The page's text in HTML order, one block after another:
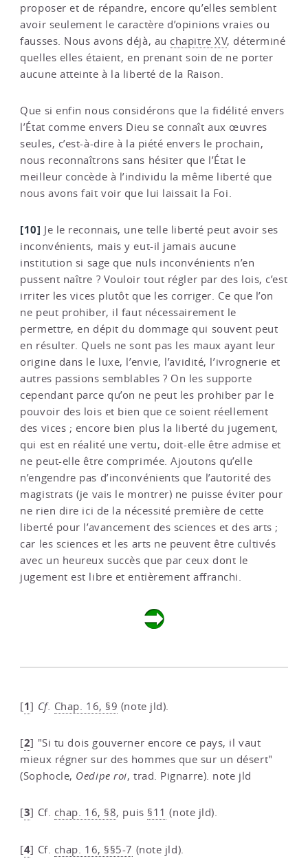
proposer et de répandre, encore qu’elles semblent
avoir seulement le caractère d’opinions vraies ou
fausses. Nous avons déjà, au chapitre XV, déterminé
quelles elles étaient, en prenant soin de ne porter
aucune atteinte à la liberté de la Raison.
Que si enfin nous considérons que la fidélité envers
l’État comme envers Dieu se connaît aux œuvres
seules, c’est-à-dire à la piété envers le prochain,
nous reconnaîtrons sans hésiter que l’État le
meilleur concède à l’individu la même liberté que
nous avons fait voir que lui laissait la Foi.
[10] Je le reconnais, une telle liberté peut avoir ses
inconvénients, mais y eut-il jamais aucune
institution si sage que nuls inconvénients n’en
pussent naître ? Vouloir tout régler par des lois, c’est
irriter les vices plutôt que les corriger. Ce que l’on
ne peut prohiber, il faut nécessairement le
permettre, en dépit du dommage qui souvent peut
en résulter. Quels ne sont pas les maux ayant leur
origine dans le luxe, l’envie, l’avidité, l’ivrognerie et
autres passions semblables ? On les supporte
cependant parce qu’on ne peut les prohiber par le
pouvoir des lois et bien que ce soient réellement
des vices ; encore bien plus la liberté du jugement,
qui est en réalité une vertu, doit-elle être admise et
ne peut-elle être comprimée. Ajoutons qu’elle
n’engendre pas d’inconvénients que l’autorité des
magistrats (je vais le montrer) ne puisse éviter pour
ne rien dire ici de la nécessité première de cette
liberté pour l’avancement des sciences et des arts ;
car les sciences et les arts ne peuvent être cultivés
avec un heureux succès que par ceux dont le
jugement est libre et entièrement affranchi.
[1] Cf. Chap. 16, §9 (note jld).
[2] "Si tu dois gouverner encore ce pays, il vaut
mieux régner sur des hommes que sur un désert"
(Sophocle, Oedipe roi, trad. Pignarre). note jld
[3] Cf. chap. 16, §8, puis §11 (note jld).
[4] Cf. chap. 16, §§5-7 (note jld).